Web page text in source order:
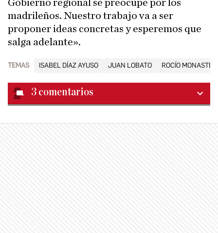
Gobierno regional se preocupe por los
madrileños. Nuestro trabajo va a ser
proponer ideas concretas y esperemos que
salga adelante».
TEMAS ISABEL DÍAZ AYUSO JUAN LOBATO ROCÍO
3 comentarios